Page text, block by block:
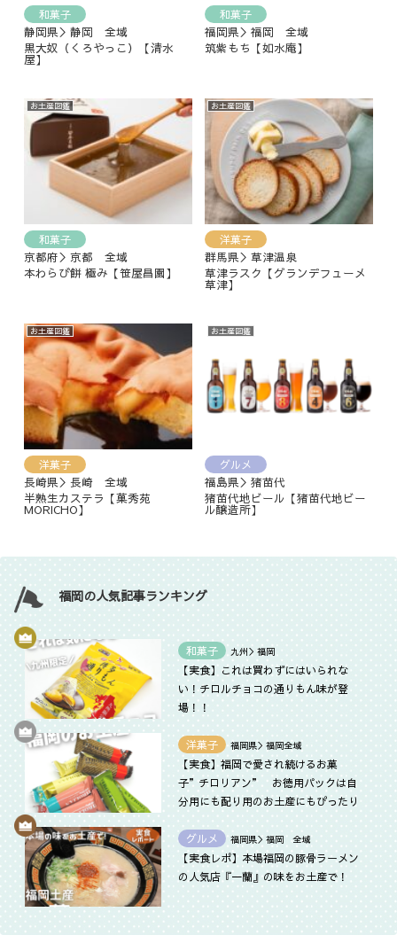
和菓子
静岡県＞静岡 全域
黒大奴（くろやっこ）【清水
屋】
和菓子
福岡県＞福岡 全域
筑紫もち【如水庵】
お土産図鑑
和菓子
京都府＞京都 全域
本わらび餅 極み【笹屋昌園】
お土産図鑑
洋菓子
群馬県＞草津温泉
草津ラスク【グランデフューメ
草津】
お土産図鑑
洋菓子
長崎県＞長崎 全域
半熟生カステラ【菓秀苑
MORICHO】
お土産図鑑
グルメ
福島県＞猪苗代
猪苗代地ビール【猪苗代地ビー
ル醸造所】
福岡の人気記事ランキング
和菓子 九州＞福岡
【実食】これは買わずにはいられな
い！チロルチョコの通りもん味が登
場！！
洋菓子 福岡県＞福岡全域
【実食】福岡で愛され続けるお菓
子”チロリアン” お徳用パックは自
分用にも配り用のお土産にもぴったり
グルメ 福岡県＞福岡 全域
【実食レポ】本場福岡の豚骨ラーメン
の人気店『一蘭』の味をお土産で！